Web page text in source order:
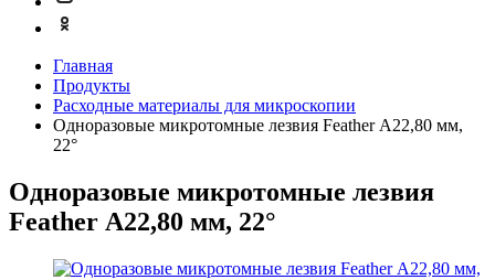
Главная
Продукты
Расходные материалы для микроскопии
Одноразовые микротомные лезвия Feather А22,80 мм,
22°
Одноразовые микротомные лезвия
Feather А22,80 мм, 22°